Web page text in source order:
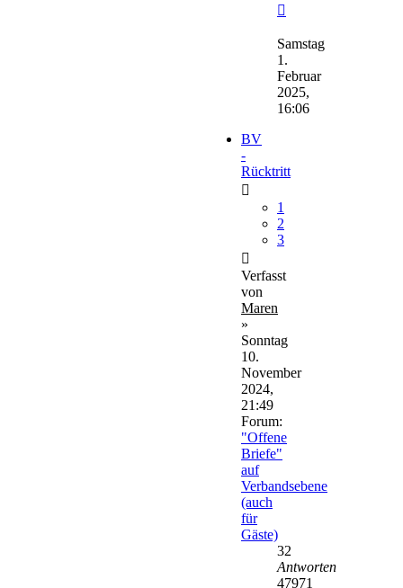
Beitrag
Samstag
1.
Februar
2025,
16:06
BV
-
Rücktritt
1
2
3
Verfasst
von
Maren
»
Sonntag
10.
November
2024,
21:49
Forum:
"Offene
Briefe"
auf
Verbandsebene
(auch
für
Gäste)
32
Antworten
47971